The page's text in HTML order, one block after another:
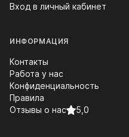
Вход в личный кабинет
ИНФОРМАЦИЯ
Контакты
Работа у нас
Конфиденциальность
Правила
Отзывы о нас
5,0